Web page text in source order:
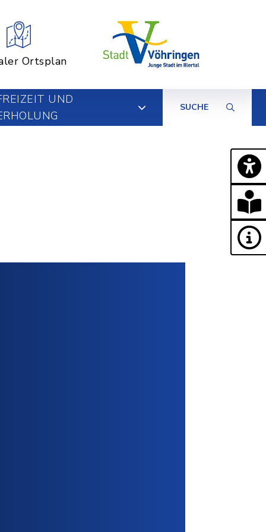
Ortsplan
UND
SUCHE